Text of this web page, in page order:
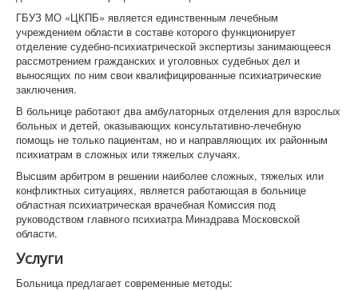
ГБУЗ МО «ЦКПБ» является единственным лечебным
учреждением области в составе которого функционирует
отделение судебно-психиатрической экспертизы занимающееся
рассмотрением гражданских и уголовных судебных дел и
выносящих по ним свои квалифицированные психиатрические
заключения.
В больнице работают два амбулаторных отделения для взрослых
больных и детей, оказывающих консультативно-лечебную
помощь не только пациентам, но и направляющих их районным
психиатрам в сложных или тяжелых случаях.
Высшим арбитром в решении наиболее сложных, тяжелых или
конфликтных ситуациях, является работающая в больнице
областная психиатрическая врачебная Комиссия под
руководством главного психиатра Минздрава Московской
области.
Услуги
Больница предлагает современные методы: